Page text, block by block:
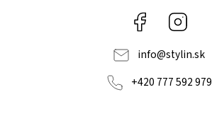
Facebook
info@stylin.sk
+420 777 592 979